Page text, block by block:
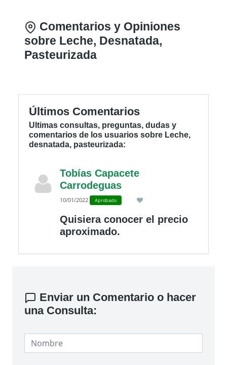
Comentarios y Opiniones
sobre Leche, Desnatada,
Pasteurizada
Últimos Comentarios
Ultimas consultas, preguntas, dudas y
comentarios de los usuarios sobre Leche,
desnatada, pasteurizada:
Tobías Capacete
Carrodeguas
10/01/2022 Aprobado
Quisiera conocer el precio
aproximado.
Enviar un Comentario o hacer
una Consulta: